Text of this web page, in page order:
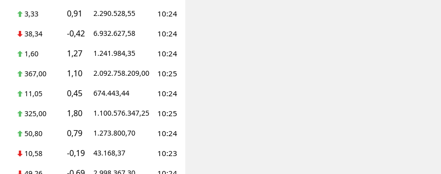
3,33 0,91 2.290.528,55 10:24
38,34 -0,42 6.932.627,58 10:24
1,60 1,27 1.241.984,35 10:24
367,00 1,10 2.092.758.209,00 10:25
11,05 0,45 674.443,44 10:24
325,00 1,80 1.100.576.347,25 10:25
50,80 0,79 1.273.800,70 10:24
10,58 -0,19 43.168,37 10:23